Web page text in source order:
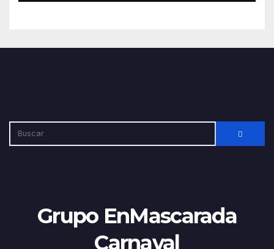
Grupo EnMascarada
Carnaval